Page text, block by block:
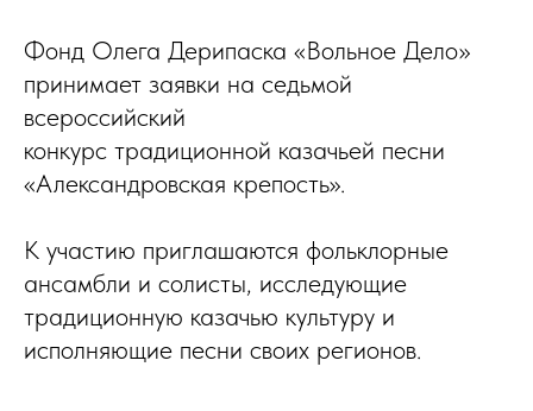
Фонд Олега Дерипаска «Вольное Дело»
принимает заявки на седьмой
всероссийский
конкурс традиционной казачьей песни
«Александровская крепость».
К участию приглашаются фольклорные
ансамбли и солисты, исследующие
традиционную казачью культуру и
исполняющие песни своих регионов.